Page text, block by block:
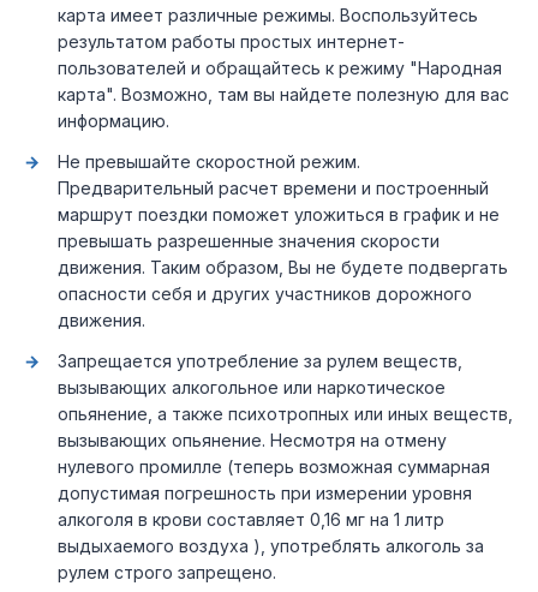
карта имеет различные режимы. Воспользуйтесь
результатом работы простых интернет-
пользователей и обращайтесь к режиму "Народная
карта". Возможно, там вы найдете полезную для вас
информацию.
Не превышайте скоростной режим.
Предварительный расчет времени и построенный
маршрут поездки поможет уложиться в график и не
превышать разрешенные значения скорости
движения. Таким образом, Вы не будете подвергать
опасности себя и других участников дорожного
движения.
Запрещается употребление за рулем веществ,
вызывающих алкогольное или наркотическое
опьянение, а также психотропных или иных веществ,
вызывающих опьянение. Несмотря на отмену
нулевого промилле (теперь возможная суммарная
допустимая погрешность при измерении уровня
алкоголя в крови составляет 0,16 мг на 1 литр
выдыхаемого воздуха ), употреблять алкоголь за
рулем строго запрещено.